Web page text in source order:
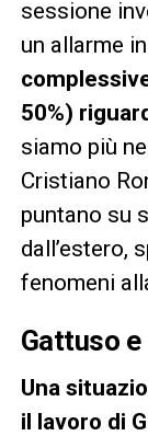
sessione
un allarme
50%)
siamo più
Cristiano
puntano su
dall’estero,
fenomeni
Gattuso e
Una
il lavoro di